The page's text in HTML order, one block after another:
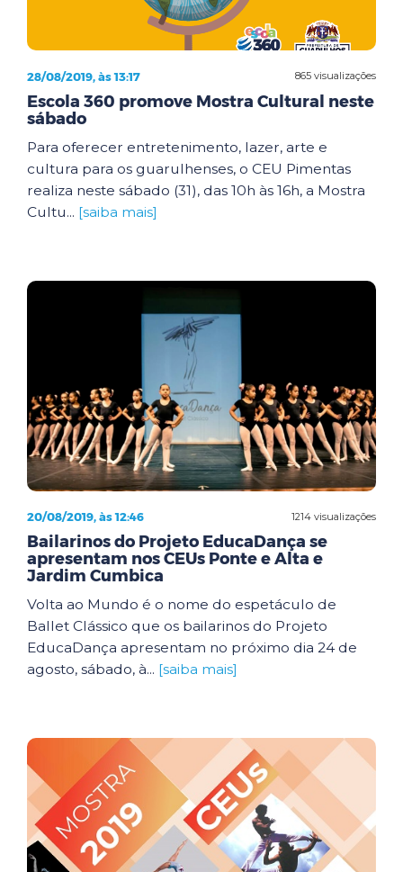
865 visualizações
28/08/2019, às 13:17
Escola 360 promove Mostra Cultural neste
sábado
Para oferecer entretenimento, lazer, arte e
cultura para os guarulhenses, o CEU Pimentas
realiza neste sábado (31), das 10h às 16h, a Mostra
Cultu... [saiba mais]
1214 visualizações
20/08/2019, às 12:46
Bailarinos do Projeto EducaDança se
apresentam nos CEUs Ponte e Alta e
Jardim Cumbica
Volta ao Mundo é o nome do espetáculo de
Ballet Clássico que os bailarinos do Projeto
EducaDança apresentam no próximo dia 24 de
agosto, sábado, à... [saiba mais]